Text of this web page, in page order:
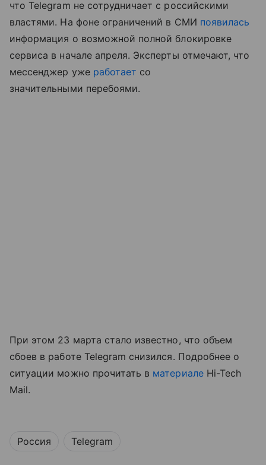
что Telegram не сотрудничает с российскими
властями. На фоне ограничений в СМИ появилась
информация о возможной полной блокировке
сервиса в начале апреля. Эксперты отмечают, что
мессенджер уже работает со
значительными перебоями.
При этом 23 марта стало известно, что объем
сбоев в работе Telegram снизился. Подробнее о
ситуации можно прочитать в материалеHi-Tech
Mail.
Россия Telegram